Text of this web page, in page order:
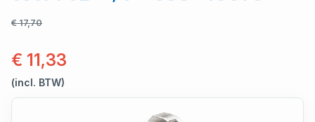
€ 17,70
€ 11,33
(incl. BTW)